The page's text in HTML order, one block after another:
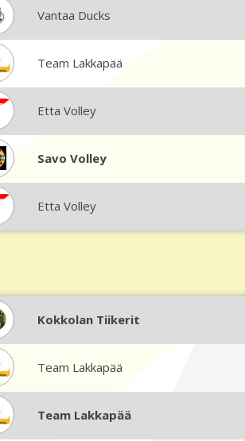
Vantaa Ducks
Team Lakkapää
Etta Volley
Savo Volley
Etta Volley
Kokkolan Tiikerit
Team Lakkapää
Team Lakkapää